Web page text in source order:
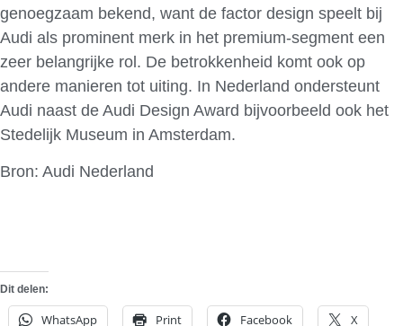
genoegzaam bekend, want de factor design speelt bij
Audi als prominent merk in het premium-segment een
zeer belangrijke rol. De betrokkenheid komt ook op
andere manieren tot uiting. In Nederland ondersteunt
Audi naast de Audi Design Award bijvoorbeeld ook het
Stedelijk Museum in Amsterdam.
Bron: Audi Nederland
Dit delen:
WhatsApp Print Facebook X